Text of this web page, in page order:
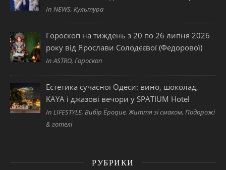
In NEWS, Культура
Гороскоп на тиждень з 20 по 26 липня 2026
року від Ярослави Солодєєвої (Федорової)
In ASTRO, Гороскоп
Естетика сучасної Одеси: вино, шоколад,
KAYA і джазові вечори у SPATIUM Hotel
In LIFESTYLE, Вибір Époque, Життя зі смаком, Подорожі
& готелі
РУБРИКИ